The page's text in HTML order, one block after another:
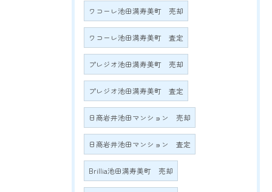
ワコーレ池田満寿美町 売却
ワコーレ池田満寿美町 査定
プレジオ池田満寿美町 売却
プレジオ池田満寿美町 査定
日商岩井池田マンション 売却
日商岩井池田マンション 査定
Brillia池田満寿美町 売却